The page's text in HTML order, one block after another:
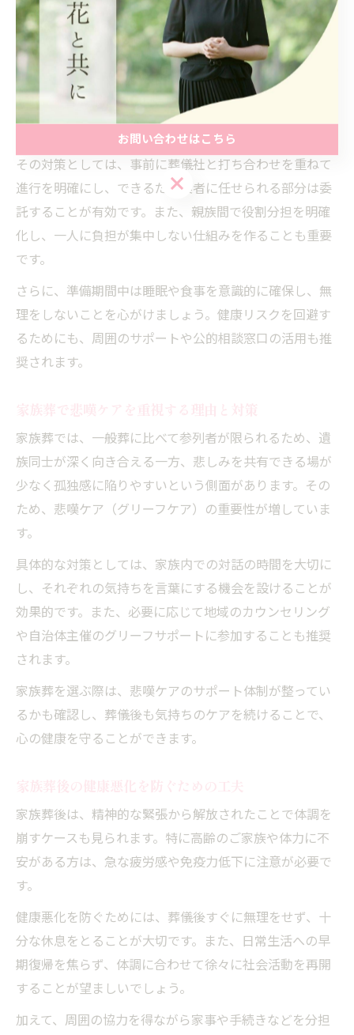
家族葬は少人数で行うため、精神的な負担が軽減される
一方で、準備や運営を家族だけで担うことが多く、心身
のストレスが蓄積しやすい傾向があります。特に喪主や
近親者が役割を分担しきれず、過度な責任感から睡眠不
足や食欲不振など健康に影響を及ぼすことが報告されて
その対策としては、事前に葬儀社と打ち合わせを重ねて
進行を明確にし、できるだけ業者に任せられる部分は委
託することが有効です。また、親族間で役割分担を明確
化し、一人に負担が集中しない仕組みを作ることも重要
です。
さらに、準備期間中は睡眠や食事を意識的に確保し、無
理をしないことを心がけましょう。健康リスクを回避す
るためにも、周囲のサポートや公的相談窓口の活用も推
奨されます。
家族葬では、一般葬に比べて参列者が限られるため、遺
族同士が深く向き合える一方、悲しみを共有できる場が
少なく孤独感に陥りやすいという側面があります。その
ため、悲嘆ケア（グリーフケア）の重要性が増していま
す。
具体的な対策としては、家族内での対話の時間を大切に
し、それぞれの気持ちを言葉にする機会を設けることが
効果的です。また、必要に応じて地域のカウンセリング
や自治体主催のグリーフサポートに参加することも推奨
されます。
家族葬を選ぶ際は、悲嘆ケアのサポート体制が整ってい
るかも確認し、葬儀後も気持ちのケアを続けることで、
心の健康を守ることができます。
家族葬後は、精神的な緊張から解放されたことで体調を
崩すケースも見られます。特に高齢のご家族や体力に不
安がある方は、急な疲労感や免疫力低下に注意が必要で
す。
健康悪化を防ぐためには、葬儀後すぐに無理をせず、十
分な休息をとることが大切です。また、日常生活への早
期復帰を焦らず、体調に合わせて徐々に社会活動を再開
することが望ましいでしょう。
加えて、周囲の協力を得ながら家事や手続きなどを分担
お問い合わせはこちら
お問い合わせはこちら